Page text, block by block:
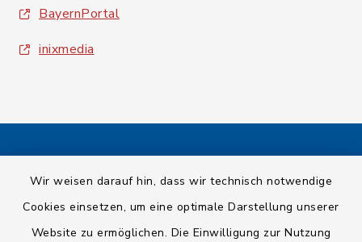
Wir weisen darauf hin, dass wir technisch notwendige
Cookies einsetzen, um eine optimale Darstellung unserer
Website zu ermöglichen. Die Einwilligung zur Nutzung
BayernPortal
inixmedia
Barrierefreiheit